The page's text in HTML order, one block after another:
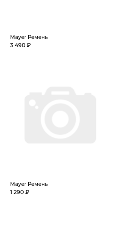
Mayer Ремень
3 490 ₽
Mayer Ремень
1 290 ₽